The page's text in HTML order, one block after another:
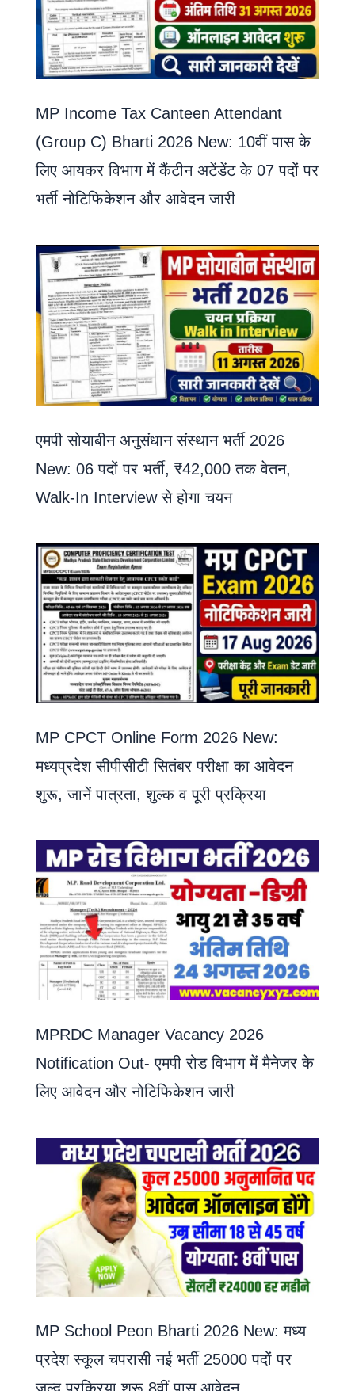
MP Income Tax Canteen Attendant
(Group C) Bharti 2026 New: 10वीं पास के
लिए आयकर विभाग में कैंटीन अटेंडेंट के 07 पदों पर
भर्ती नोटिफिकेशन और आवेदन जारी
एमपी सोयाबीन अनुसंधान संस्थान भर्ती 2026
New: 06 पदों पर भर्ती, ₹42,000 तक वेतन,
Walk-In Interview से होगा चयन
MP CPCT Online Form 2026 New:
मध्यप्रदेश सीपीसीटी सितंबर परीक्षा का आवेदन
शुरू, जानें पात्रता, शुल्क व पूरी प्रक्रिया
MPRDC Manager Vacancy 2026
Notification Out- एमपी रोड विभाग में मैनेजर के
लिए आवेदन और नोटिफिकेशन जारी
MP School Peon Bharti 2026 New: मध्य
प्रदेश स्कूल चपरासी नई भर्ती 25000 पदों पर